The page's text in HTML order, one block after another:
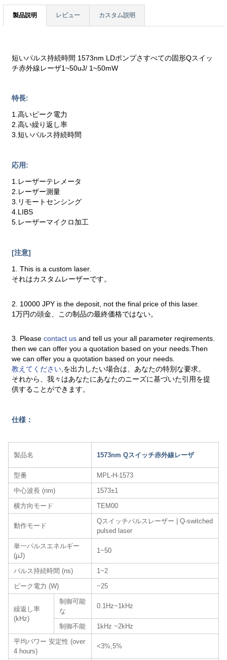
製品説明 レビュー カスタム説明
短いパルス持続時間 1573nm LDポンプさすべての固形Qスイッ
チ赤外線レーザ1~50uJ/ 1~50mW
特長:
1.高いピーク電力
2.高い繰り返し率
3.短いパルス持続時間
応用:
1.レーザーテレメータ
2.レーザー測量
3.リモートセンシング
4.LIBS
5.レーザーマイクロ加工
[注意]
1. This is a custom laser.
それはカスタムレーザーです。
2. 10000 JPY is the deposit, not the final price of this laser.
1万円の頭金、この制品の最終価格ではない。
3. Pleasecontact usand tell us your all parameter reqirements.
then we can offer you a quotation based on your needs.Then
we can offer you a quotation based on your needs.
教えてください,を出力したい場合は、あなたの特別な要求。
それから、我々はあなたにあなたのニーズに基づいた引用を提
供することができます。
仕様：
製品名 1573nm Qスイッチ赤外線レーザ
型番
MPL-H-1573
中心波長 (nm)
1573±1
横方向モード
TEM00
動作モード
Qスイッチパルスレーザー | Q-switched
pulsed laser
単一パルスエネルギー
(µJ)
1~50
パルス持続時間 (ns)
1~2
ピーク電力 (W)
~25
繰返し率
(kHz)
制御可能
な
0.1Hz~1kHz
制御不能
1kHz ~2kHz
平均パワー 安定性 (over
4 hours)
<3%,5%